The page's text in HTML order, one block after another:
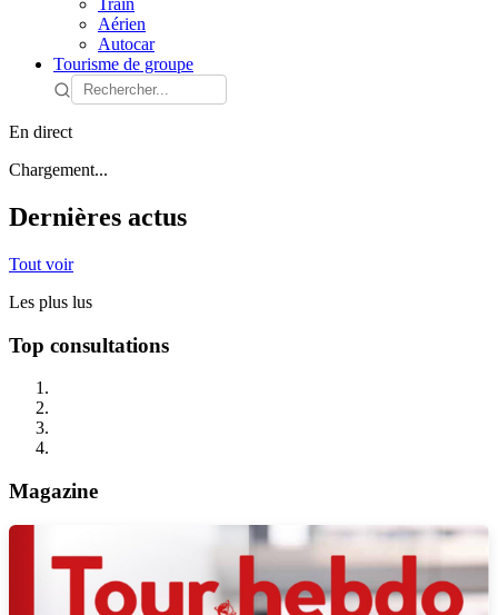
Train
Aérien
Autocar
Tourisme de groupe
En direct
Chargement...
Dernières actus
Tout voir
Les plus lus
Top consultations
Magazine